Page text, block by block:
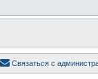
Связаться с